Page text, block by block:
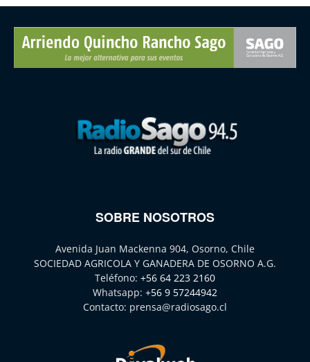
SOBRE NOSOTROS
Avenida Juan Mackenna 904, Osorno, Chile
SOCIEDAD AGRICOLA Y GANADERA DE OSORNO A.G.
Teléfono: +56 64 223 2160
Whatsapp: +56 9 57244942
Contacto: prensa@radiosago.cl